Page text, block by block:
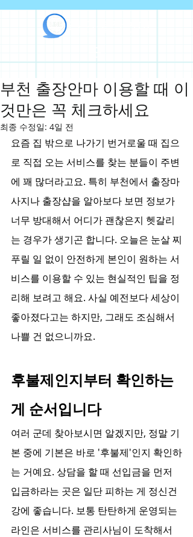
부천 출장안마 이용할 때 이
것만은 꼭 체크하세요
최종 수정일: 4일 전
요즘 집 밖으로 나가기 번거로울 때 집으
로 직접 오는 서비스를 찾는 분들이 주변
에 꽤 많더라고요. 특히 부천에서 출장마
사지나 출장샵을 알아보다 보면 정보가
너무 방대해서 어디가 괜찮은지 헷갈리
는 경우가 생기곤 합니다. 오늘은 눈살 찌
푸릴 일 없이 안전하게 본인이 원하는 서
비스를 이용할 수 있는 현실적인 팁을 정
리해 보려고 해요. 사실 예전보다 세상이
좋아졌다고는 하지만, 그래도 조심해서
나쁠 건 없으니까요.
후불제인지부터 확인하는
게 순서입니다
여러 군데 찾아보시면 알겠지만, 정말 기
본 중에 기본은 바로 '후불제'인지 확인하
는 거예요. 상담을 할 때 선입금을 먼저
입금하라는 곳은 일단 피하는 게 정신건
강에 좋습니다. 보통 탄탄하게 운영되는
라인은 서비스를 관리사님이 도착해서